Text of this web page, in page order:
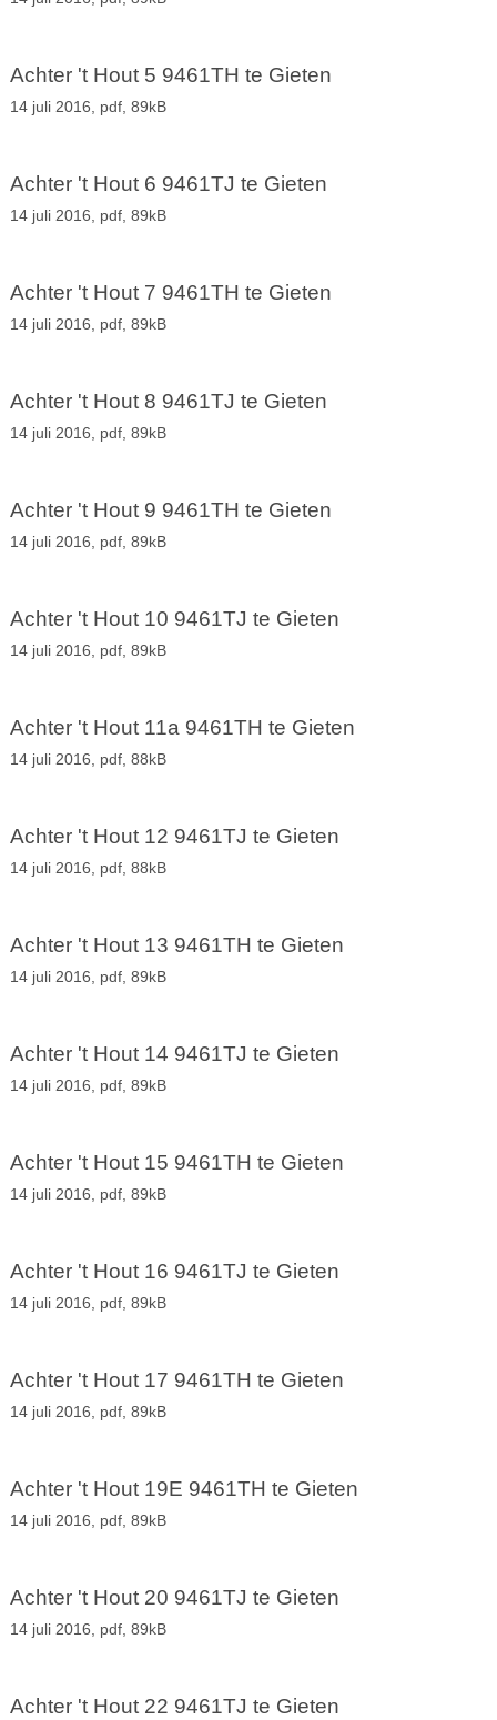
Achter 't Hout 5 9461TH te Gieten
14 juli 2016, pdf, 89kB
Achter 't Hout 6 9461TJ te Gieten
14 juli 2016, pdf, 89kB
Achter 't Hout 7 9461TH te Gieten
14 juli 2016, pdf, 89kB
Achter 't Hout 8 9461TJ te Gieten
14 juli 2016, pdf, 89kB
Achter 't Hout 9 9461TH te Gieten
14 juli 2016, pdf, 89kB
Achter 't Hout 10 9461TJ te Gieten
14 juli 2016, pdf, 89kB
Achter 't Hout 11a 9461TH te Gieten
14 juli 2016, pdf, 88kB
Achter 't Hout 12 9461TJ te Gieten
14 juli 2016, pdf, 88kB
Achter 't Hout 13 9461TH te Gieten
14 juli 2016, pdf, 89kB
Achter 't Hout 14 9461TJ te Gieten
14 juli 2016, pdf, 89kB
Achter 't Hout 15 9461TH te Gieten
14 juli 2016, pdf, 89kB
Achter 't Hout 16 9461TJ te Gieten
14 juli 2016, pdf, 89kB
Achter 't Hout 17 9461TH te Gieten
14 juli 2016, pdf, 89kB
Achter 't Hout 19E 9461TH te Gieten
14 juli 2016, pdf, 89kB
Achter 't Hout 20 9461TJ te Gieten
14 juli 2016, pdf, 89kB
Achter 't Hout 22 9461TJ te Gieten